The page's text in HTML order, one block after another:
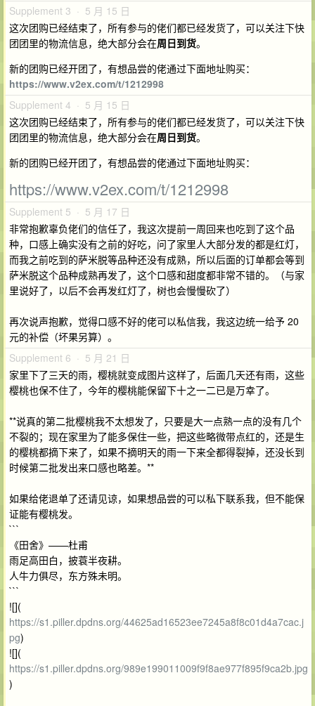
Supplement 3 · 5 月 15 日
这次团购已经结束了，所有参与的佬们都已经发货了，可以关注下快
团团里的物流信息，绝大部分会在周日到货。
新的团购已经开团了，有想品尝的佬通过下面地址购买：
https://www.v2ex.com/t/1212998
Supplement 4 · 5 月 15 日
这次团购已经结束了，所有参与的佬们都已经发货了，可以关注下快
团团里的物流信息，绝大部分会在周日到货。
新的团购已经开团了，有想品尝的佬通过下面地址购买：
https://www.v2ex.com/t/1212998
Supplement 5 · 5 月 17 日
非常抱歉辜负佬们的信任了，我这次提前一周回来也吃到了这个品
种，口感上确实没有之前的好吃，问了家里人大部分发的都是红灯，
而我之前吃到的萨米脱等品种还没有成熟，所以后面的订单都会等到
萨米脱这个品种成熟再发了，这个口感和甜度都非常不错的。（与家
里说好了，以后不会再发红灯了，树也会慢慢砍了）
再次说声抱歉，觉得口感不好的佬可以私信我，我这边统一给予 20
元的补偿（坏果另算）。
Supplement 6 · 5 月 21 日
家里下了三天的雨，樱桃就变成图片这样了，后面几天还有雨，这些
樱桃也保不住了，今年的樱桃能保留下十之一二已是万幸了。
**说真的第二批樱桃我不太想发了，只要是大一点熟一点的没有几个
不裂的；现在家里为了能多保住一些，把这些略微带点红的，还是生
的樱桃都摘下来了，如果不摘明天的雨一下来全都得裂掉，还没长到
时候第二批发出来口感也略差。**
如果给佬退单了还请见谅，如果想品尝的可以私下联系我，但不能保
证能有樱桃发。
```
《田舍》——杜甫
雨足高田白，披蓑半夜耕。
人牛力俱尽，东方殊未明。
```
![](
https://s1.piller.dpdns.org/44625ad16523ee7245a8f8c01d4a7cac.j
pg)
![](
https://s1.piller.dpdns.org/989e199011009f9f8ae977f895f9ca2b.jpg
)